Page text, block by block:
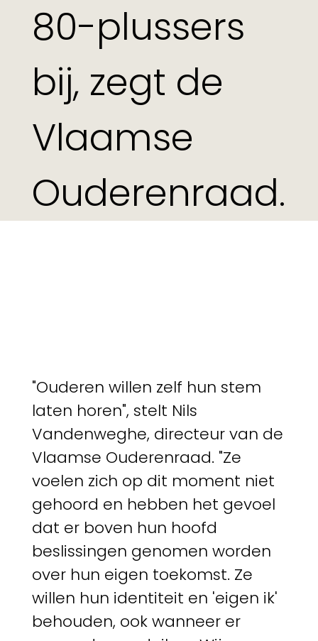
"Ouderen willen zelf hun stem
laten horen", stelt Nils
Vandenweghe, directeur van de
Vlaamse Ouderenraad. "Ze
voelen zich op dit moment niet
gehoord en hebben het gevoel
dat er boven hun hoofd
beslissingen genomen worden
over hun eigen toekomst. Ze
willen hun identiteit en 'eigen ik'
behouden, ook wanneer er
80-plussers
bij, zegt de
Vlaamse
Ouderenraad.